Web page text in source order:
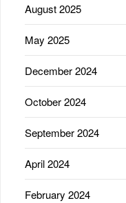
August 2025
May 2025
December 2024
October 2024
September 2024
April 2024
February 2024